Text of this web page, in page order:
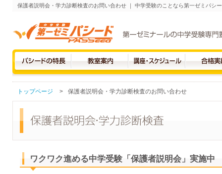
保護者説明会・学力診断検査のお問い合わせ ｜ 中学受験のことなら第一ゼミパシ
トップページ > 保護者説明会・学力診断検査のお問い合わせ
ワクワク進める中学受験「保護者説明会」実施中